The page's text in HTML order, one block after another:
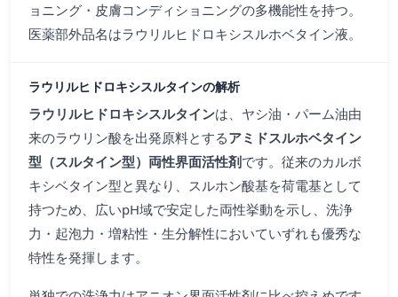
ョニング・皮膚コンディショニングの多機能性を持つ。
医薬部外品名はラウリルヒドロキシスルホベタイン液。
ラウリルヒドロキシスルタインの解析
ラウリルヒドロキシスルタインは、ヤシ油・パーム油由
来のラウリン酸を出発原料とするアミドスルホベタイン
型（スルタイン型）両性界面活性剤です。従来のカルボ
キシベタイン型と異なり、スルホン酸基を荷電基として
持つため、広いpH域で安定した両性挙動を示し、洗浄
力・起泡力・増粘性・生分解性においていずれも優秀な
特性を発揮します。